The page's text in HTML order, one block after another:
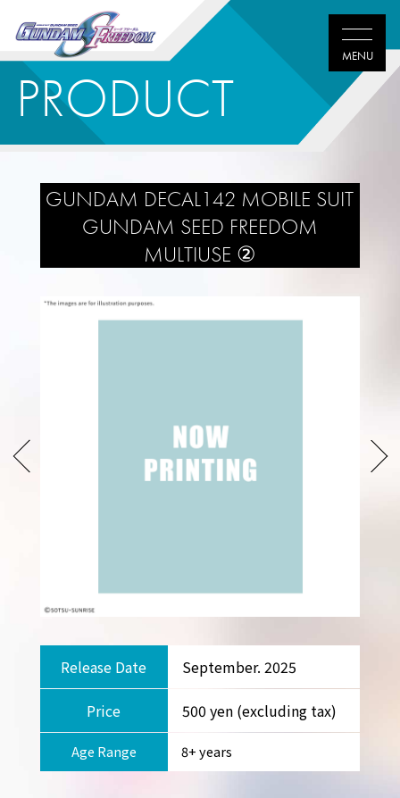
PRODUCT
GUNDAM DECAL142 MOBILE SUIT
GUNDAM SEED FREEDOM
MULTIUSE ②
Release Date September. 2025
Price 500 yen (excluding tax)
Age Range 8+ years